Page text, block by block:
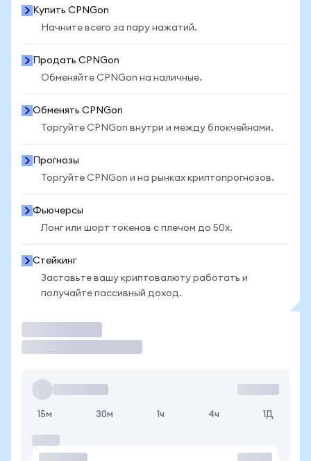
Купить CPNGon
Начните всего за пару нажатий.
Продать CPNGon
Обменяйте CPNGon на наличные.
Обменять CPNGon
Торгуйте CPNGon внутри и между блокчейнами.
Прогнозы
Торгуйте CPNGon и на рынках криптопрогнозов.
Фьючерсы
Лонг или шорт токенов с плечом до 50x.
Стейкинг
Заставьте вашу криптовалюту работать и
получайте пассивный доход.
15м 30м 1ч 4ч 1Д